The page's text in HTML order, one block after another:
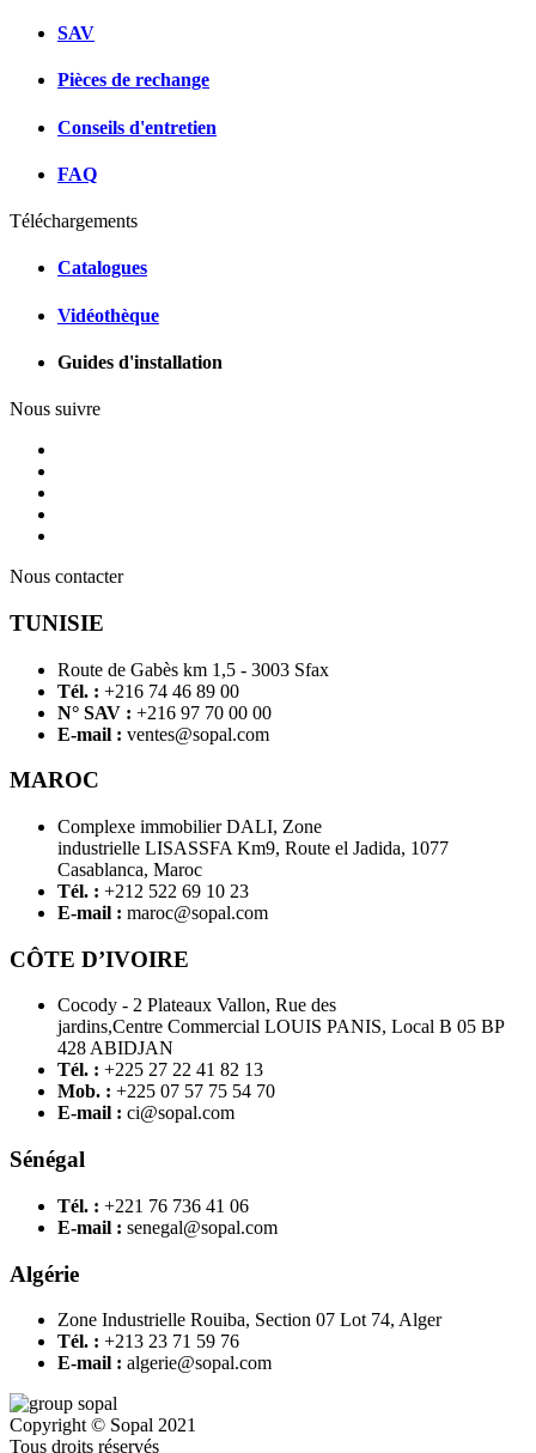
SAV
Pièces de rechange
Conseils d'entretien
FAQ
Téléchargements
Catalogues
Vidéothèque
Guides d'installation
Nous suivre
Nous contacter
TUNISIE
Route de Gabès km 1,5 - 3003 Sfax
Tél. : +216 74 46 89 00
N° SAV : +216 97 70 00 00
E-mail : ventes@sopal.com
MAROC
Complexe immobilier DALI, Zone
industrielle LISASSFA Km9, Route el Jadida, 1077
Casablanca, Maroc
Tél. : +212 522 69 10 23
E-mail : maroc@sopal.com
CÔTE D’IVOIRE
Cocody - 2 Plateaux Vallon, Rue des
jardins,Centre Commercial LOUIS PANIS, Local B 05 BP
428 ABIDJAN
Tél. : +225 27 22 41 82 13
Mob. : +225 07 57 75 54 70
E-mail : ci@sopal.com
Sénégal
Tél. : +221 76 736 41 06
E-mail : senegal@sopal.com
Algérie
Zone Industrielle Rouiba, Section 07 Lot 74, Alger
Tél. : +213 23 71 59 76
E-mail : algerie@sopal.com
Copyright © Sopal 2021
Tous droits réservés